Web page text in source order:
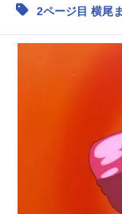
今期アニメ曜日別一覧
2ページ目 横尾